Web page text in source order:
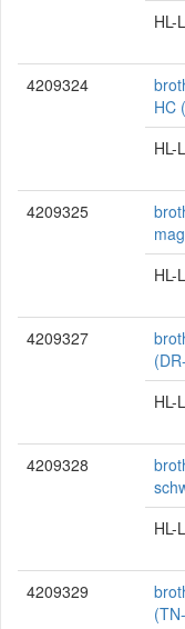
HL-
4209324
HC
HL-
4209325
HL-
4209327
HL-
4209328
HL-
4209329